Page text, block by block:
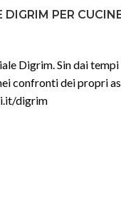
PER
Digrim. Sin dai
confronti dei propri
digrim